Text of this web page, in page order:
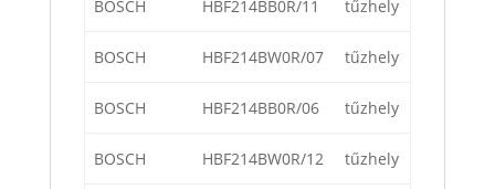
BOSCH HBF214BB0R/11 tűzhely
BOSCH HBF214BW0R/07 tűzhely
BOSCH HBF214BB0R/06 tűzhely
BOSCH HBF214BW0R/12 tűzhely